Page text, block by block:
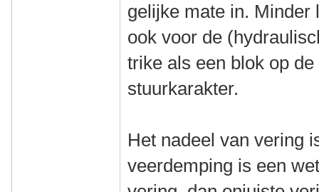
gelijke mate in. Minder
ook voor de
trike als een blok op
stuurkarakter.
Het nadeel van vering
veerdemping is een